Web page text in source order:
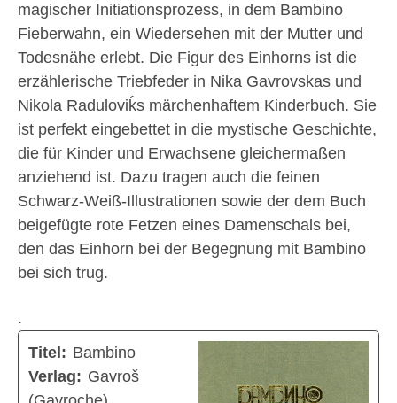
magischer Initiationsprozess, in dem Bambino
Fieberwahn, ein Wiedersehen mit der Mutter und
Todesnähe erlebt. Die Figur des Einhorns ist die
erzählerische Triebfeder in Nika Gavrovskas und
Nikola Raduloviḱs märchenhaftem Kinderbuch. Sie
ist perfekt eingebettet in die mystische Geschichte,
die für Kinder und Erwachsene gleichermaßen
anziehend ist. Dazu tragen auch die feinen
Schwarz-Weiß-Illustrationen sowie der dem Buch
beigefügte rote Fetzen eines Damenschals bei,
den das Einhorn bei der Begegnung mit Bambino
bei sich trug.
.
Titel: Bambino
Verlag: Gavroš